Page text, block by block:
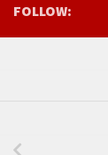
FOLLOW: